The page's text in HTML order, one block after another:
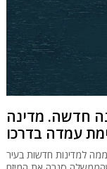
חדשה. מדינה
עמדה בדרכו
למדינות חדשות בעיר